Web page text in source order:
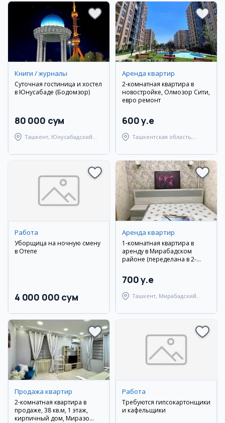
Книги / журналы
Суточная гостиница и хостел
в Юнусабаде (Бодомзор)
80 000 сум
Ташкент, Юнусабадский
Аренда квартир
2-комнатная квартира в
новостройке, Олмозор Сити,
евро ремонт
600 y.e
Ташкентская область,
Работа
Уборщица на ночную смену
в Оқтепе
4 000 000 сум
Аренда квартир
1-комнатная квартира в
аренду в Мирабадском
районе (переделана в 2-
700 y.e
Ташкент, Мирабадский
Продажа квартир
2-комнатная квартира в
продаже, 38 кв.м, 1 этаж,
кирпичный дом, Миразо
Работа
Требуются гипсокартонщики
и кафельщики